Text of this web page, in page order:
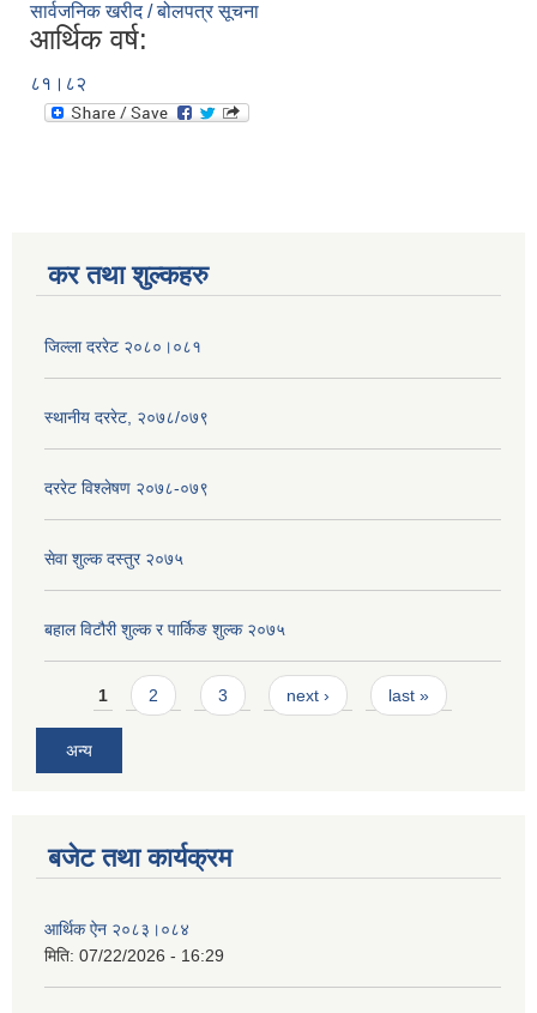
सार्वजनिक खरीद / बोलपत्र सूचना
आर्थिक वर्ष:
८१।८२
कर तथा शुल्कहरु
जिल्ला दररेट २०८०।०८१
स्थानीय दररेट, २०७८/०७९
दररेट विश्लेषण २०७८-०७९
सेवा शुल्क दस्तुर २०७५
बहाल विटौरी शुल्क र पार्किङ शुल्क २०७५
Pages
1 2 3 next › last »
अन्य
बजेट तथा कार्यक्रम
आर्थिक ऐन २०८३।०८४
मिति: 07/22/2026 - 16:29